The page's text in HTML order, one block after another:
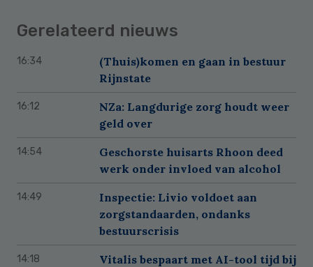
Gerelateerd nieuws
16:34
(Thuis)komen en gaan in bestuur
Rijnstate
16:12
NZa: Langdurige zorg houdt weer
geld over
14:54
Geschorste huisarts Rhoon deed
werk onder invloed van alcohol
14:49
Inspectie: Livio voldoet aan
zorgstandaarden, ondanks
bestuurscrisis
14:18
Vitalis bespaart met AI-tool tijd bij